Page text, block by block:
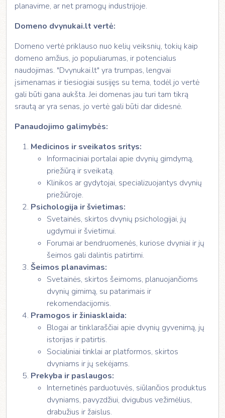
planavime, ar net pramogų industrijoje.
Domeno dvynukai.lt vertė:
Domeno vertė priklauso nuo kelių veiksnių, tokių kaip
domeno amžius, jo populiarumas, ir potencialus
naudojimas. "Dvynukai.lt" yra trumpas, lengvai
įsimenamas ir tiesiogiai susijęs su tema, todėl jo vertė
gali būti gana aukšta. Jei domenas jau turi tam tikrą
srautą ar yra senas, jo vertė gali būti dar didesnė.
Panaudojimo galimybės:
Medicinos ir sveikatos sritys:
Informaciniai portalai apie dvynių gimdymą,
priežiūrą ir sveikatą.
Klinikos ar gydytojai, specializuojantys dvynių
priežiūroje.
Psichologija ir švietimas:
Svetainės, skirtos dvynių psichologijai, jų
ugdymui ir švietimui.
Forumai ar bendruomenės, kuriose dvyniai ir jų
šeimos gali dalintis patirtimi.
Šeimos planavimas:
Svetainės, skirtos šeimoms, planuojančioms
dvynių gimimą, su patarimais ir
rekomendacijomis.
Pramogos ir žiniasklaida:
Blogai ar tinklaraščiai apie dvynių gyvenimą, jų
istorijas ir patirtis.
Socialiniai tinklai ar platformos, skirtos
dvyniams ir jų sekėjams.
Prekyba ir paslaugos:
Internetinės parduotuvės, siūlančios produktus
dvyniams, pavyzdžiui, dvigubus vežimėlius,
drabužius ir žaislus.